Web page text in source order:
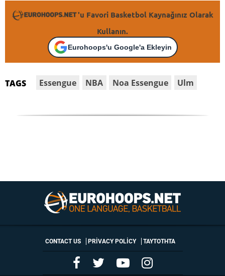
'u Favori Basketbol Kaynağınız Olarak
Kullanın.
Eurohoops'u Google'a Ekleyin
TAGS Essengue NBA Noa Essengue Ulm
CONTACT US PRIVACY POLICY ΤΑΥΤΟΤΗΤΑ